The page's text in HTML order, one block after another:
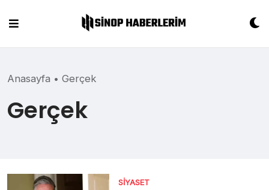
content
Anasayfa • Gerçek
Gerçek
SIYASET